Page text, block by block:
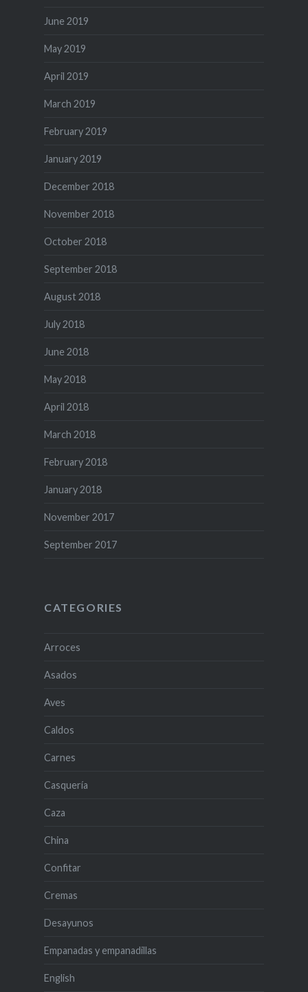
June 2019
May 2019
April 2019
March 2019
February 2019
January 2019
December 2018
November 2018
October 2018
September 2018
August 2018
July 2018
June 2018
May 2018
April 2018
March 2018
February 2018
January 2018
November 2017
September 2017
CATEGORIES
Arroces
Asados
Aves
Caldos
Carnes
Casquería
Caza
China
Confitar
Cremas
Desayunos
Empanadas y empanadillas
English